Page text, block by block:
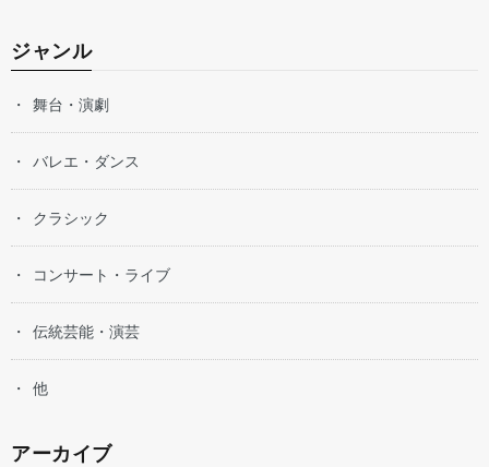
ジャンル
舞台・演劇
バレエ・ダンス
クラシック
コンサート・ライブ
伝統芸能・演芸
他
アーカイブ